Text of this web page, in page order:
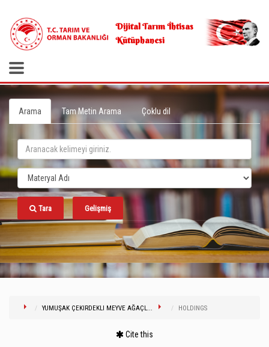
Dijital Tarım İhtisas
Kütüphanesi
Arama Tam Metin Arama Çoklu dil
Tara Gelişmiş
YUMUŞAK ÇEKIRDEKLI MEYVE AĞAÇL... HOLDINGS
Cite this